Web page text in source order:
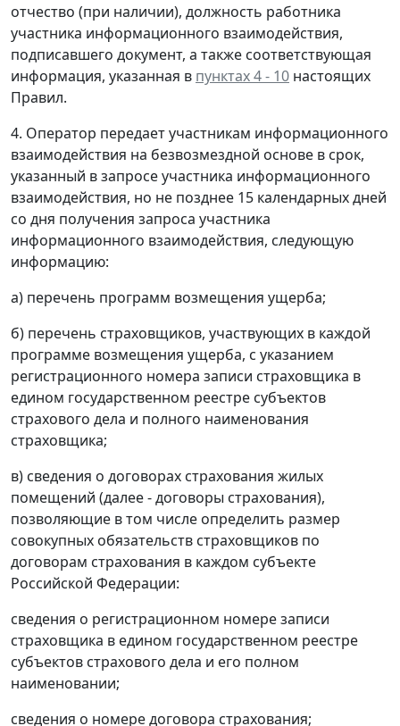
отчество (при наличии), должность работника
участника информационного взаимодействия,
подписавшего документ, а также соответствующая
информация, указанная в пунктах 4 - 10 настоящих
Правил.
4. Оператор передает участникам информационного
взаимодействия на безвозмездной основе в срок,
указанный в запросе участника информационного
взаимодействия, но не позднее 15 календарных дней
со дня получения запроса участника
информационного взаимодействия, следующую
информацию:
а) перечень программ возмещения ущерба;
б) перечень страховщиков, участвующих в каждой
программе возмещения ущерба, с указанием
регистрационного номера записи страховщика в
едином государственном реестре субъектов
страхового дела и полного наименования
страховщика;
в) сведения о договорах страхования жилых
помещений (далее - договоры страхования),
позволяющие в том числе определить размер
совокупных обязательств страховщиков по
договорам страхования в каждом субъекте
Российской Федерации:
сведения о регистрационном номере записи
страховщика в едином государственном реестре
субъектов страхового дела и его полном
наименовании;
сведения о номере договора страхования;